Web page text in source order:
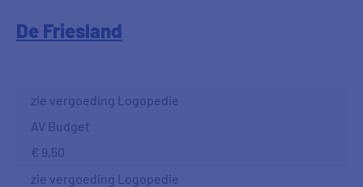
De Friesland
zie vergoeding Logopedie
AV Budget
€ 9,50
zie vergoeding Logopedie